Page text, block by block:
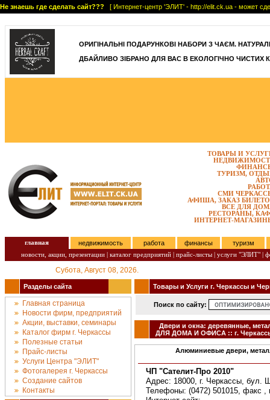
Не знаешь где сделать сайт??? [ Интернет-центр 'ЭЛИТ' - http://elit.ck.ua - может
]
ОРИГІНАЛЬНІ ПОДАРУНКОВІ НАБОРИ З ЧАЄМ.
ДБАЙЛИВО ЗІБРАНО ДЛЯ ВАС В ЕКОЛОГІЧНО ЧИСТИХ
ТОВАРЫ И
ТУРИЗМ,
СМИ
АФИША, ЗАКАЗ
ВСЕ ДЛЯ
РЕСТОРАНЫ,
ИНТЕРНЕТ-
главная недвижимость работа финансы
туризм
новости, акции, презентации | каталог предприятий | прайс-листы | услуги "ЭЛИТ" |
Субота, Август 08, 2026.
Разделы сайта
Главная страница
Новости фирм, предприятий
Акции, выставки, семинары
Каталог фирм г. Черкассы
Полезные статьи
Прайс-листы
Услуги Центра "ЭЛИТ"
Фотогалерея г. Черкассы
Создание сайтов
Контакты
Товары и Услуги г. Черкассы и
Поиск по сайту:
Двери и окна: деревянные,
ДЛЯ ДОМА И ОФИСА :: г.
Алюминиевые двери,
ЧП "Сателит-Про 2010"
Адрес: 18000, г. Черкассы, бул.
Телефоны: (0472) 501015, факс ,